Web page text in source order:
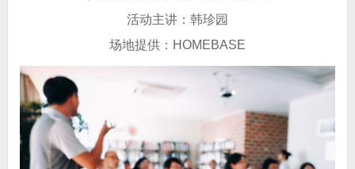
活动主讲：韩珍园
场地提供：HOMEBASE